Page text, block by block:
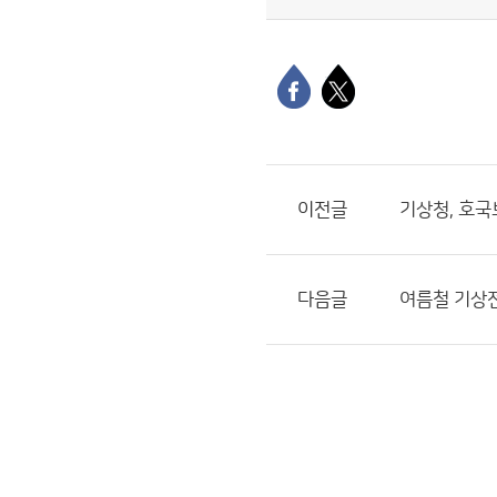
이전글 기상청, 호국
다음글 여름철 기상